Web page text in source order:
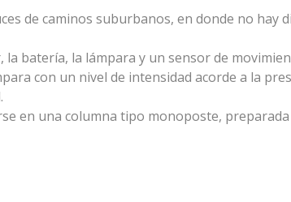
de caminos suburbanos, en donde no hay
batería, la lámpara y un sensor de
con un nivel de intensidad acorde a la
en una columna tipo monoposte,